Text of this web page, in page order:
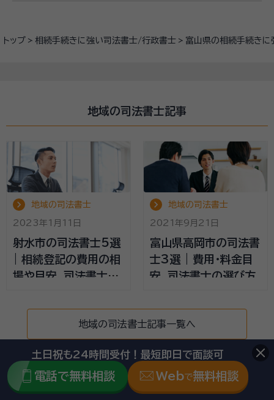
トップ 相続手続きに強い司法書士/行政書士 富山県の相続手続き
地域の司法書士記事
地域の司法書士
2023年1月11日
射水市の司法書士5選
| 相続登記の費用の相
場や目安、司法書士の
地域の司法書士
2021年9月21日
富山県高岡市の司法書
士3選 | 費用・料金目
安、司法書士の選び方
地域の司法書士記事一覧へ
地域の行政書士記事
土日祝も24時間受付！最短即日で面談可
電話で無料相談 Webで無料相談